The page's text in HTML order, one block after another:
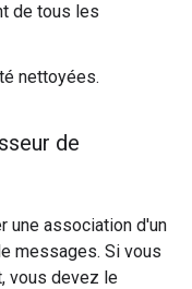
de tous les
nettoyées.
de
une association d'un
messages. Si vous
vous devez le